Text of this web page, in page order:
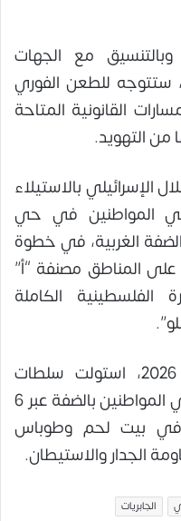
مع الجهات
ستتوجه للطعن الفوري
القانونية المتاحة
من التهويد.
الإسرائيلي بالاستيلاء
أراضي المواطنين في حي
الغربية، في خطوة
المناطق مصنفة “أ”
الفلسطينية الكاملة
وخلال أبريل/ نيسان المنصرم 2026، استولت سلطات
الاحتلال على 42 دونماً من أراضي المواطنين بالضفة عبر 6
في بيت لحم وطوباس
الجدار والاستيطان.
الجابريات